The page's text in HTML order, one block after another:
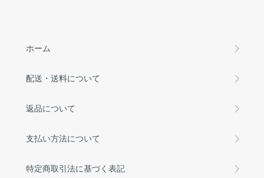
ホーム
配送・送料について
返品について
支払い方法について
特定商取引法に基づく表記